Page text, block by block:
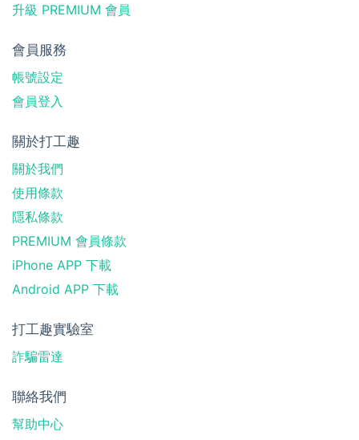
升級 PREMIUM 會員
會員服務
帳號設定
會員登入
關於打工趣
關於我們
使用條款
隱私條款
PREMIUM 會員條款
iPhone APP 下載
Android APP 下載
打工趣實驗室
詐騙雷達
聯絡我們
幫助中心